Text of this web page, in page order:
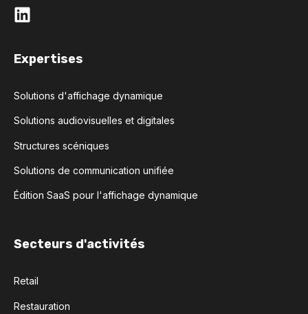
Expertises
Solutions d'affichage dynamique
Solutions audiovisuelles et digitales
Structures scéniques
Solutions de communication unifiée
Édition SaaS pour l'affichage dynamique
Secteurs d'activités
Retail
Restauration